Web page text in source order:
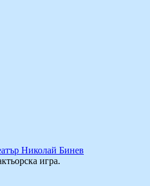
Николай Бинев
игра.